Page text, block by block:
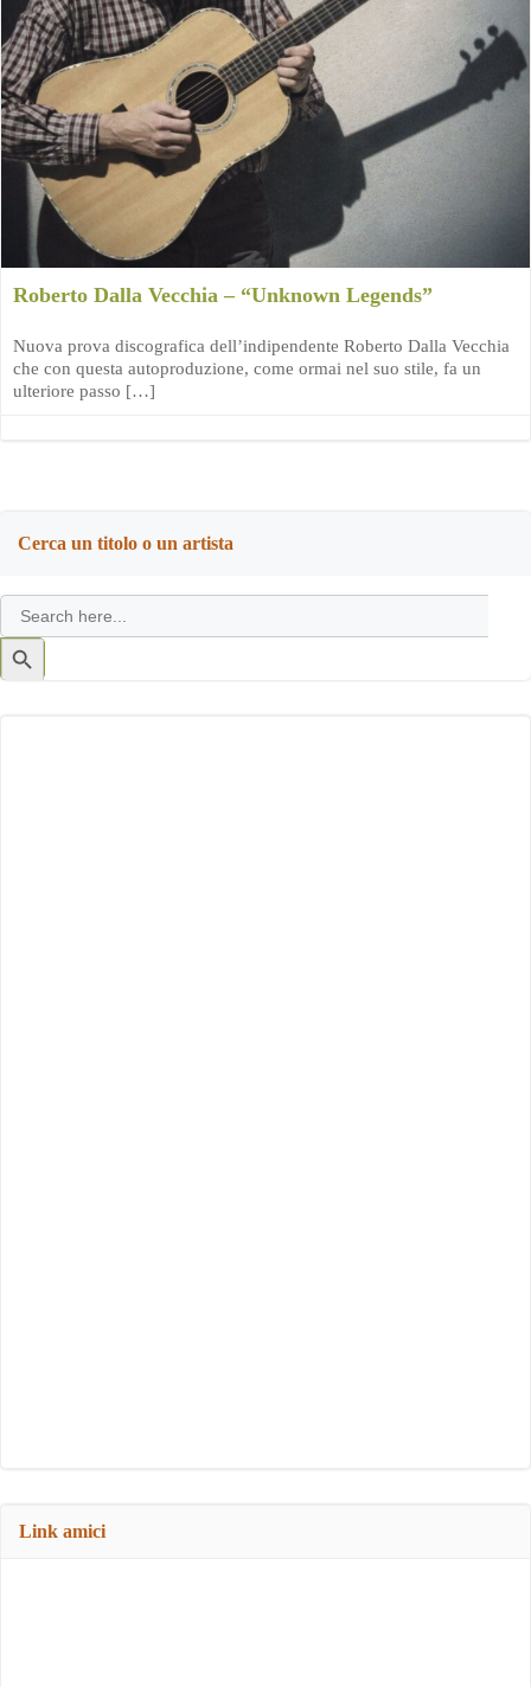
Roberto Dalla Vecchia – “Unknown Legends”
Nuova prova discografica dell’indipendente Roberto Dalla Vecchia
che con questa autoproduzione, come ormai nel suo stile, fa un
ulteriore passo […]
Cerca un titolo o un artista
Search
for:
Search
Button
Link amici